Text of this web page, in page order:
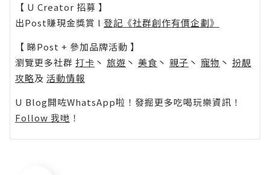
【 U Creator 招募 】
出Post賺現金獎賞 l 登記《社群創作有價企劃》
【 睇Post + 參加品牌活動 】
瀏覽更多社群 打卡 丶 旅遊 丶 美食 丶 親子 丶 寵物 丶 扮靚
攻略及 活動情報
U Blog開咗WhatsApp啦！發掘更多吃喝玩樂資訊！
Follow 我哋 ！